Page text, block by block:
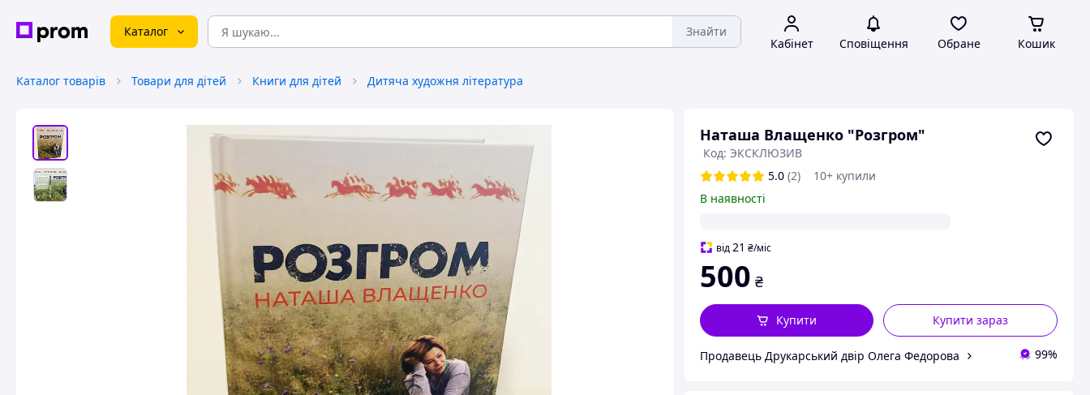
Каталог Знайти
Кабінет Сповіщення Обране Кошик
Каталог товарів Товари для дітей Книги для дітей Дитяча художня література
Наташа Влащенко "Розгром"
Код: ЭКСКЛЮЗИВ
5.0 (2)
10+ купили
В наявності
від21 ₴/міс
500 ₴
Купити зараз
Купити
Продавець Друкарський двір Олега Федорова 99%